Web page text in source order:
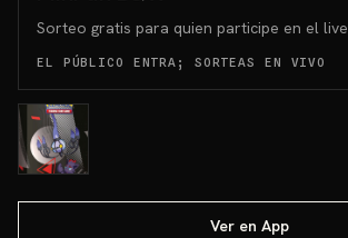
Sorteo gratis para quien participe en el live
EL PÚBLICO ENTRA; SORTEAS EN VIVO
Ver en App